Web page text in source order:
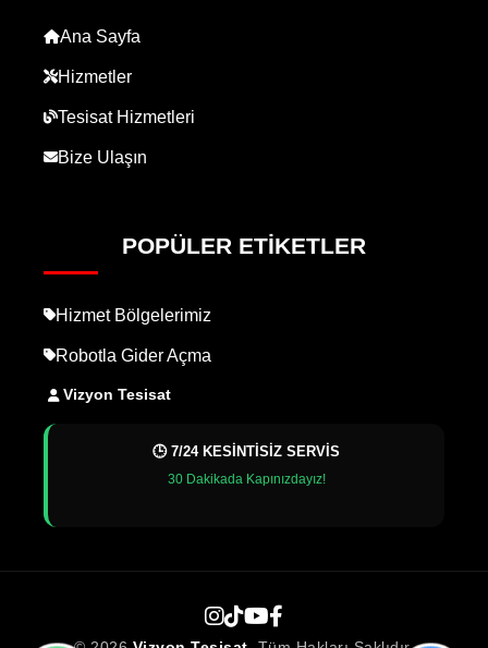
Ana Sayfa
Hizmetler
Tesisat Hizmetleri
Bize Ulaşın
POPÜLER ETIKETLER
Hizmet Bölgelerimiz
Robotla Gider Açma
Vizyon Tesisat
🕒 7/24 KESİNTİSİZ SERVİS
30 Dakikada Kapınızdayız!